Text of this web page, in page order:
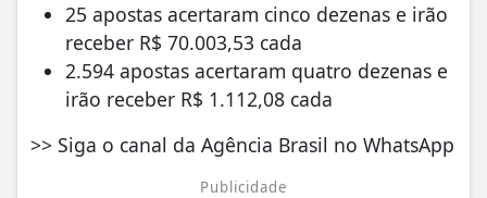
25 apostas acertaram cinco dezenas e irão
receber R$ 70.003,53 cada
2.594 apostas acertaram quatro dezenas e
irão receber R$ 1.112,08 cada
>> Siga o canal da Agência Brasil no WhatsApp
Publicidade